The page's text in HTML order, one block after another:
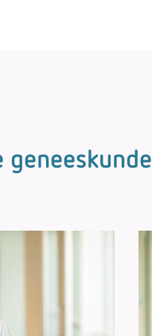
geneeskunde